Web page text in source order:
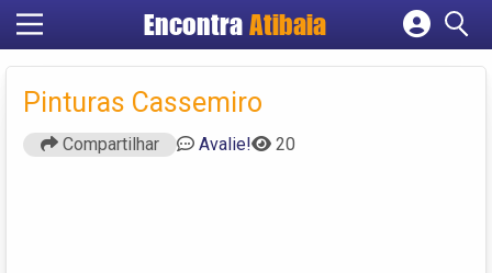
Encontra Atibaia
Cadastrar empresa
Criar conta
Pinturas Cassemiro
Compartilhar Avalie! 20